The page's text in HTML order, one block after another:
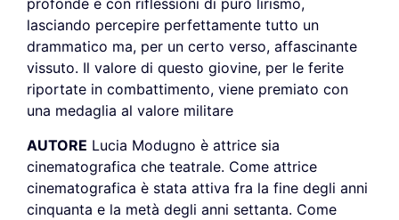
profonde e con riflessioni di puro lirismo,
lasciando percepire perfettamente tutto un
drammatico ma, per un certo verso, affascinante
vissuto. Il valore di questo giovine, per le ferite
riportate in combattimento, viene premiato con
una medaglia al valore militare
AUTORE Lucia Modugno è attrice sia
cinematografica che teatrale. Come attrice
cinematografica è stata attiva fra la fine degli anni
cinquanta e la metà degli anni settanta. Come